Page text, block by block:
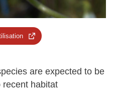
are expected to be
recent habitat